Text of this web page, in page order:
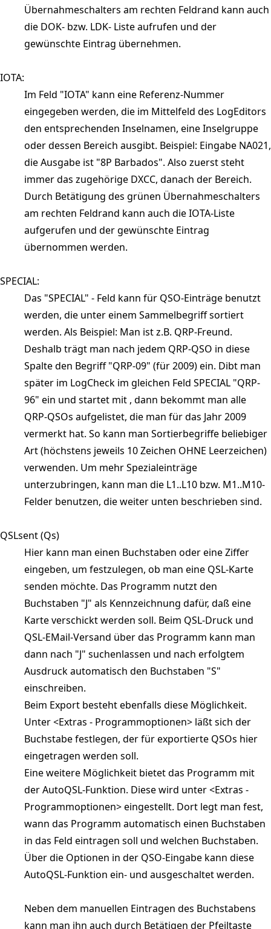
Übernahmeschalters am rechten Feldrand kann auch
die DOK- bzw. LDK- Liste aufrufen und der
gewünschte Eintrag übernehmen.
IOTA:
Im Feld "IOTA" kann eine Referenz-Nummer
eingegeben werden, die im Mittelfeld des LogEditors
den entsprechenden Inselnamen, eine Inselgruppe
oder dessen Bereich ausgibt. Beispiel: Eingabe NA021,
die Ausgabe ist "8P Barbados". Also zuerst steht
immer das zugehörige DXCC, danach der Bereich.
Durch Betätigung des grünen Übernahmeschalters
am rechten Feldrand kann auch die IOTA-Liste
aufgerufen und der gewünschte Eintrag
übernommen werden.
SPECIAL:
Das "SPECIAL" - Feld kann für QSO-Einträge benutzt
werden, die unter einem Sammelbegriff sortiert
werden. Als Beispiel: Man ist z.B. QRP-Freund.
Deshalb trägt man nach jedem QRP-QSO in diese
Spalte den Begriff "QRP-09" (für 2009) ein. Dibt man
später im LogCheck im gleichen Feld SPECIAL "QRP-
96" ein und startet mit , dann bekommt man alle
QRP-QSOs aufgelistet, die man für das Jahr 2009
vermerkt hat. So kann man Sortierbegriffe beliebiger
Art (höchstens jeweils 10 Zeichen OHNE Leerzeichen)
verwenden. Um mehr Spezialeinträge
unterzubringen, kann man die L1..L10 bzw. M1..M10-
Felder benutzen, die weiter unten beschrieben sind.
QSLsent (Qs)
Hier kann man einen Buchstaben oder eine Ziffer
eingeben, um festzulegen, ob man eine QSL-Karte
senden möchte. Das Programm nutzt den
Buchstaben "J" als Kennzeichnung dafür, daß eine
Karte verschickt werden soll. Beim QSL-Druck und
QSL-EMail-Versand über das Programm kann man
dann nach "J" suchenlassen und nach erfolgtem
Ausdruck automatisch den Buchstaben "S"
einschreiben.
Beim Export besteht ebenfalls diese Möglichkeit.
Unter <Extras - Programmoptionen> läßt sich der
Buchstabe festlegen, der für exportierte QSOs hier
eingetragen werden soll.
Eine weitere Möglichkeit bietet das Programm mit
der AutoQSL-Funktion. Diese wird unter <Extras -
Programmoptionen> eingestellt. Dort legt man fest,
wann das Programm automatisch einen Buchstaben
in das Feld eintragen soll und welchen Buchstaben.
Über die Optionen in der QSO-Eingabe kann diese
AutoQSL-Funktion ein- und ausgeschaltet werden.
Neben dem manuellen Eintragen des Buchstabens
kann man ihn auch durch Betätigen der Pfeiltaste